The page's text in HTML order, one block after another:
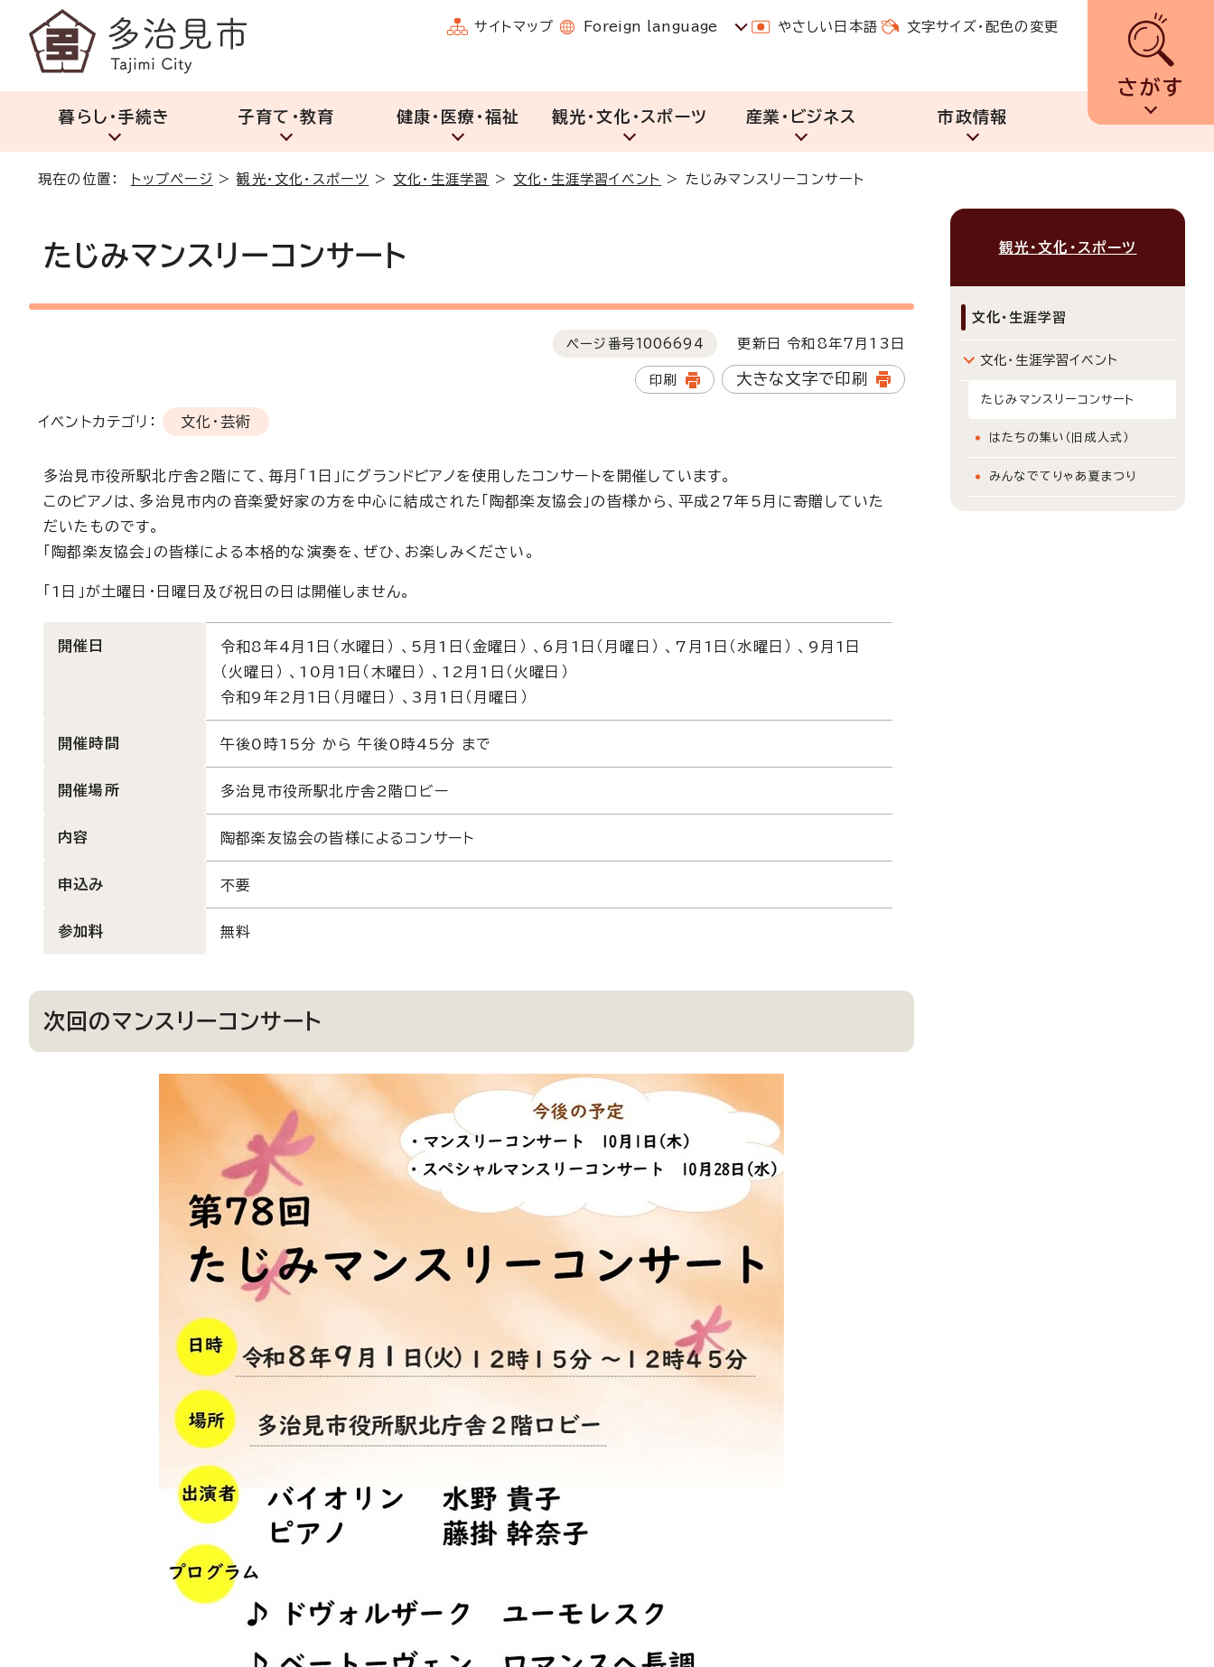
サイトマップ Foreign language やさしい日本語 文字サイズ・配色の変更
さがす
暮らし・手続き 子育て・教育 健康・医療・福祉 観光・文化・スポーツ 産業・ビジネス 市政情報
現在の位置： トップページ >観光・文化・スポーツ > 文化・生涯学習 > 文化・生涯学習イベント > たじみマンスリーコンサート
たじみマンスリーコンサート
ページ番号1006694 更新日 令和8年7月13日
印刷 大きな文字で印刷
イベントカテゴリ： 文化・芸術
多治見市役所駅北庁舎2階にて、毎月「1日」にグランドピアノを使用したコンサートを開催しています。
このピアノは、多治見市内の音楽愛好家の方を中心に結成された「陶都楽友協会」の皆様から、平成27年5月に寄贈していた
だいたものです。
「陶都楽友協会」の皆様による本格的な演奏を、ぜひ、お楽しみください。
「1日」が土曜日・日曜日及び祝日の日は開催しません。
開催日
令和8年4月1日（水曜日） 、5月1日（金曜日） 、6月1日（月曜日） 、7月1日（水曜日） 、9月1日
（火曜日） 、10月1日（木曜日） 、12月1日（火曜日）
令和9年2月1日（月曜日） 、3月1日（月曜日）
開催時間 午後0時15分 から 午後0時45分 まで
開催場所 多治見市役所駅北庁舎2階ロビー
内容 陶都楽友協会の皆様によるコンサート
申込み 不要
参加料 無料
次回のマンスリーコンサート
観光・文化・スポーツ
文化・生涯学習
文化・生涯学習イベント
たじみマンスリーコンサート
はたちの集い（旧成人式）
みんなでてりゃあ夏まつり